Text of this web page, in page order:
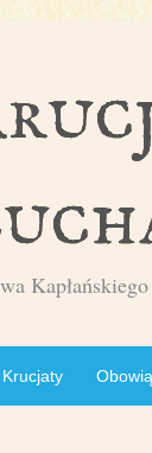
Krucjaty